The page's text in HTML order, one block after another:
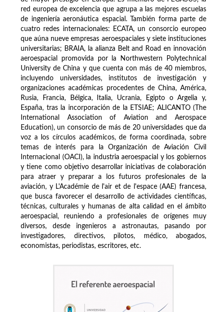
red europea de excelencia que agrupa a las mejores escuelas
de ingeniería aeronáutica espacial. También forma parte de
cuatro redes internacionales: ECATA, un consorcio europeo
que aúna nueve empresas aeroespaciales y siete instituciones
universitarias; BRAIA, la alianza Belt and Road en innovación
aeroespacial promovida por la Northwestern Polytechnical
University de China y que cuenta con más de 40 miembros,
incluyendo universidades, institutos de investigación y
organizaciones académicas procedentes de China, América,
Rusia, Francia, Bélgica, Italia, Ucrania, Egipto o Argelia y,
España, tras la incorporación de la ETSIAE; ALICANTO (The
International Association of Aviation and Aerospace
Education), un consorcio de más de 20 universidades que da
voz a los círculos académicos, de forma coordinada, sobre
temas de interés para la Organización de Aviación Civil
Internacional (OACI), la industria aeroespacial y los gobiernos
y tiene como objetivo desarrollar iniciativas de colaboración
para atraer y preparar a los futuros profesionales de la
aviación, y L'Académie de l'air et de l'espace (AAE) francesa,
que busca favorecer el desarrollo de actividades científicas,
técnicas, culturales y humanas de alta calidad en el ámbito
aeroespacial, reuniendo a profesionales de orígenes muy
diversos, desde ingenieros a astronautas, pasando por
investigadores, directivos, pilotos, médico, abogados,
economistas, periodistas, escritores, etc.